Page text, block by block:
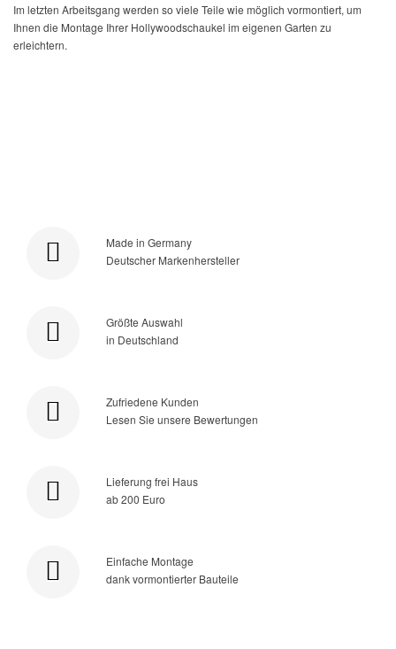
Im letzten Arbeitsgang werden so viele Teile wie möglich vormontiert, um
Ihnen die Montage Ihrer Hollywoodschaukel im eigenen Garten zu
erleichtern.
Made in Germany
Deutscher Markenhersteller
Größte Auswahl
in Deutschland
Zufriedene Kunden
Lesen Sie unsere Bewertungen
Lieferung frei Haus
ab 200 Euro
Einfache Montage
dank vormontierter Bauteile